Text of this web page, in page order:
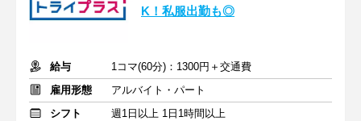
K！私服出勤も◎
給与
1コマ(60分)：1300円＋交通費
雇用形態
アルバイト・パート
シフト
週1日以上 1日1時間以上